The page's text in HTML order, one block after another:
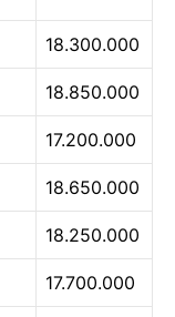
18.300.000
18.850.000
17.200.000
18.650.000
18.250.000
17.700.000